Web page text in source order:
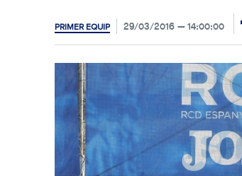
PRIMER EQUIP 29/03/2016 14:00:00